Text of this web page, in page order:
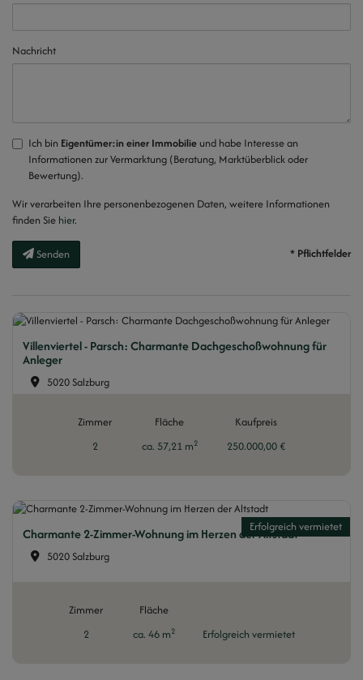
Nachricht
Ich bin Eigentümer:in einer Immobilie und habe Interesse an
Informationen zur Vermarktung (Beratung, Marktüberblick oder
Bewertung).
Wir verarbeiten Ihre personenbezogenen Daten, weitere Informationen
finden Sie hier.
Senden * Pflichtfelder
Villenviertel - Parsch: Charmante Dachgeschoßwohnung für
Anleger
5020 Salzburg
Zimmer
2
Fläche
ca. 57,21 m2
Kaufpreis
250.000,00 €
Erfolgreich vermietet
Charmante 2-Zimmer-Wohnung im Herzen der Altstadt
5020 Salzburg
Zimmer
2
Fläche
ca. 46 m2 Erfolgreich vermietet